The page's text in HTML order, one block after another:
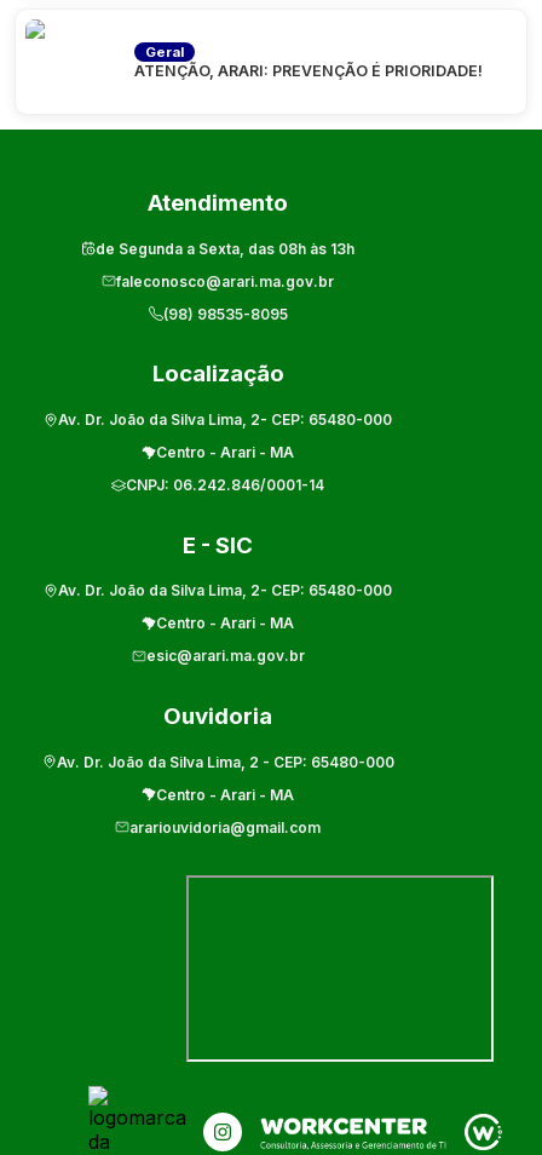
Geral
ATENÇÃO, ARARI: PREVENÇÃO É PRIORIDADE!
Atendimento
de Segunda a Sexta, das 08h às 13h
faleconosco@arari.ma.gov.br
(98) 98535-8095
Localização
Av. Dr. João da Silva Lima, 2- CEP: 65480-000
Centro - Arari - MA
CNPJ: 06.242.846/0001-14
E - SIC
Av. Dr. João da Silva Lima, 2- CEP: 65480-000
Centro - Arari - MA
esic@arari.ma.gov.br
Ouvidoria
Av. Dr. João da Silva Lima, 2 - CEP: 65480-000
Centro - Arari - MA
arariouvidoria@gmail.com